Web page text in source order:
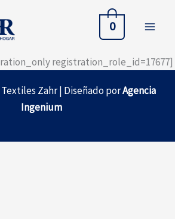
0
registration_role_id=17677]
Zahr | Diseñado porAgencia
Ingenium